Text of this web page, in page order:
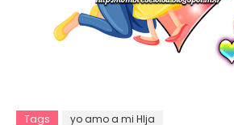
Tags yo amo a mi HIja